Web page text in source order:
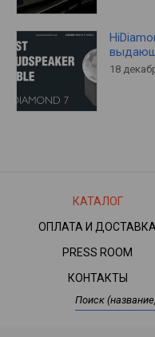
18
КАТАЛОГ
ОПЛАТА И ДОСТАВКА
PRESS ROOM
КОНТАКТЫ